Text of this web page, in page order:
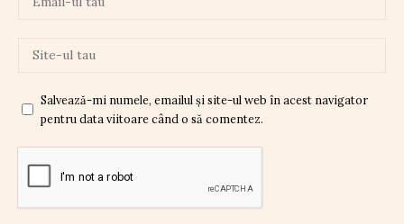
Salvează-mi numele, emailul și site-ul web în acest navigator
pentru data viitoare când o să comentez.